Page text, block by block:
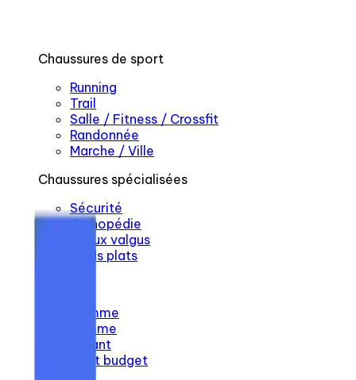
Chaussures de sport
Running
Trail
Salle / Fitness / Crossfit
Randonnée
Marche / Ville
Chaussures spécialisées
Sécurité
Orthopédie
Hallux valgus
Pieds plats
Homme
Femme
Enfant
Petit budget